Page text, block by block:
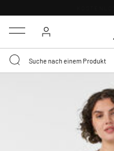
Menu